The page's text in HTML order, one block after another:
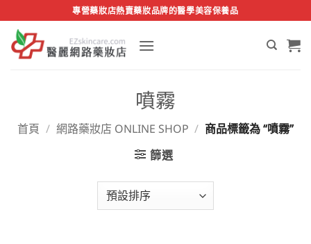
to
content
專營藥妝店熱賣藥妝品牌的醫學美容保養品
噴霧
首頁 / 網路藥妝店 ONLINE SHOP / 商品標籤為 “噴霧”
篩選